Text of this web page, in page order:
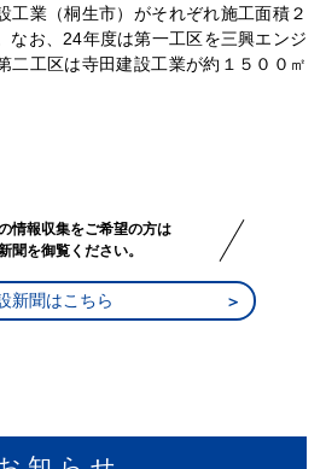
工業（桐生市）がそれぞれ施工面積２
なお、24年度は第一工区を三興エンジ
二工区は寺田建設工業が約１５００㎡
情報収集をご希望の方は
聞を御覧ください。
新聞はこちら